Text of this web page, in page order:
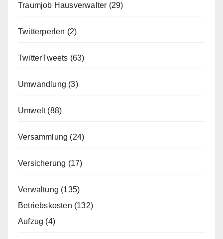
Traumjob Hausverwalter (29)
Twitterperlen (2)
TwitterTweets (63)
Umwandlung (3)
Umwelt(88)
Versammlung (24)
Versicherung (17)
Verwaltung (135)
Betriebskosten (132)
Aufzug (4)